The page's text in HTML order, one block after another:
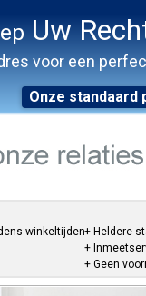
Uw
voor een
Onze standaard
winkeltijden.+ Heldere
+
+ Geen